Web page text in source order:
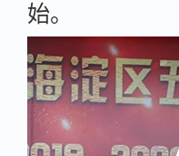
始。